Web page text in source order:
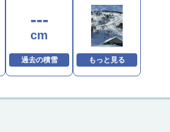
---
cm
過去の積雪 もっと見る